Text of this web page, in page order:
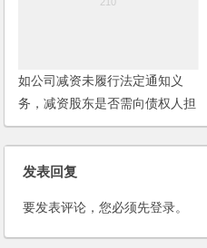
如公司减资未履行法定通知义
务，减资股东是否需向债权人担
责？且看最高人民法院怎么判
发表回复
要发表评论，您必须先登录。